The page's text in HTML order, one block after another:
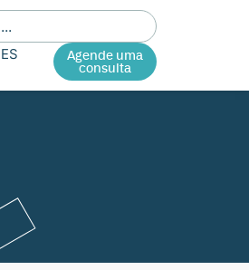
ES Agende uma
consulta